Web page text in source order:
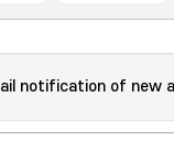
notification of new